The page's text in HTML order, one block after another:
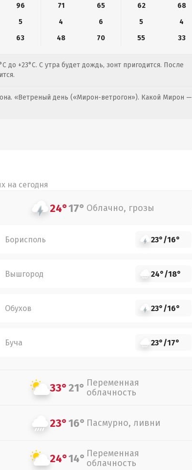
96 71 65 62
68
5 4 6 5
4
63 48 70 55 33
до +23°C. С утра будет дождь, зонт пригодится. После
«Ветреный день («Мирон-ветрогон»). Какой Мирон —
на сегодня
24°17° Облачно, грозы
Борисполь 23°/16°
Вышгород 24°/18°
Обухов 23°/16°
Буча 23°/17°
33°21° Переменная
облачность
23°16° Пасмурно, ливни
24°14° Переменная
облачность